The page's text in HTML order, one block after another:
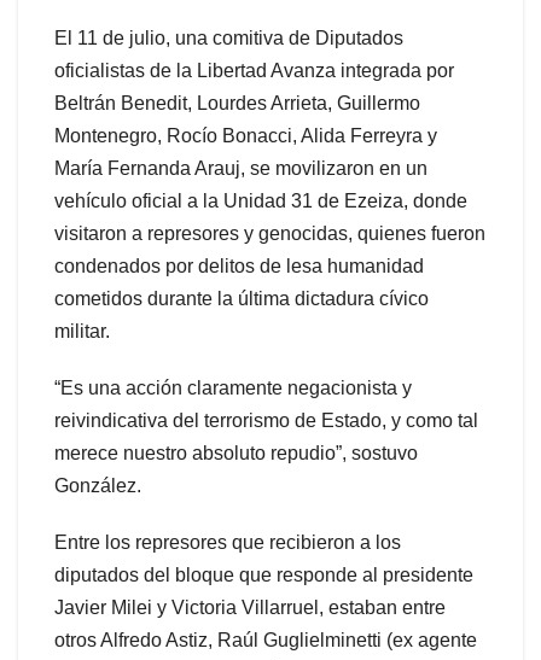
El 11 de julio, una comitiva de Diputados
oficialistas de la Libertad Avanza integrada por
Beltrán Benedit, Lourdes Arrieta, Guillermo
Montenegro, Rocío Bonacci, Alida Ferreyra y
María Fernanda Arauj, se movilizaron en un
vehículo oficial a la Unidad 31 de Ezeiza, donde
visitaron a represores y genocidas, quienes fueron
condenados por delitos de lesa humanidad
cometidos durante la última dictadura cívico
militar.
“Es una acción claramente negacionista y
reivindicativa del terrorismo de Estado, y como tal
merece nuestro absoluto repudio”, sostuvo
González.
Entre los represores que recibieron a los
diputados del bloque que responde al presidente
Javier Milei y Victoria Villarruel, estaban entre
otros Alfredo Astiz, Raúl Guglielminetti (ex agente